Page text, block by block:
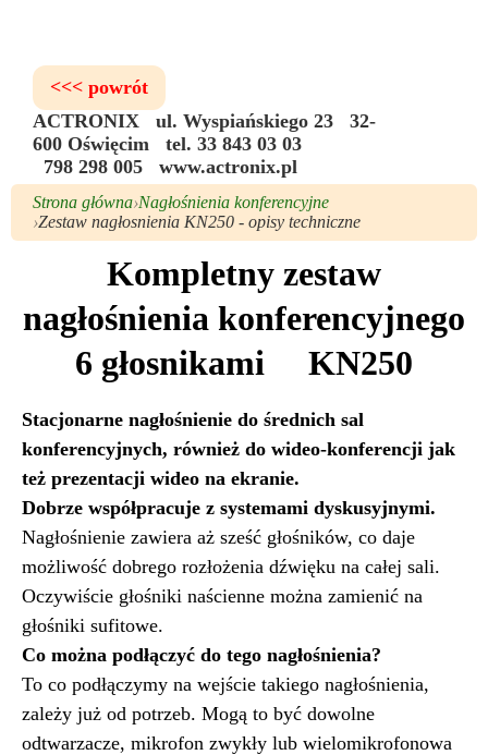
<<< powrót
ACTRONIX ul. Wyspiańskiego 23 32-
600 Oświęcim tel. 33 843 03 03
798 298 005 www.actronix.pl
Strona główna Nagłośnienia konferencyjne
Zestaw nagłosnienia KN250 - opisy techniczne
Kompletny zestaw
nagłośnienia konferencyjnego
6 głosnikami KN250
Stacjonarne nagłośnienie do średnich sal
konferencyjnych, również do wideo-konferencji jak
też prezentacji wideo na ekranie.
Dobrze współpracuje z systemami dyskusyjnymi.
Nagłośnienie zawiera aż sześć głośników, co daje
możliwość dobrego rozłożenia dźwięku na całej sali.
Oczywiście głośniki naścienne można zamienić na
głośniki sufitowe.
Co można podłączyć do tego nagłośnienia?
To co podłączymy na wejście takiego nagłośnienia,
zależy już od potrzeb. Mogą to być dowolne
odtwarzacze, mikrofon zwykły lub wielomikrofonowa